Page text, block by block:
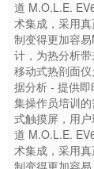
道 M.O.L.E.
术集成，采用
制变得更加容
计，为热分析带
移动式热剖面
据分析 - 提供
集操作员培训
式触摸屏，用
道 M.O.L.E.
术集成，采用
制变得更加容易